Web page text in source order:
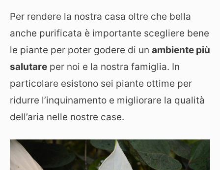
Per rendere la nostra casa oltre che bella
anche purificata è importante scegliere bene
le piante per poter godere di un ambiente più
salutare per noi e la nostra famiglia. In
particolare esistono sei piante ottime per
ridurre l’inquinamento e migliorare la qualità
dell’aria nelle nostre case.